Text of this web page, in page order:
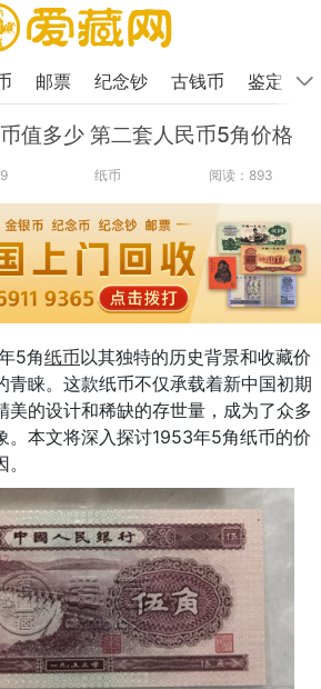
邮票 纪念钞 古钱币 鉴定
值多少 第二套人民币5角价格
纸币 阅读：893
5角纸币以其独特的历史背景和收藏价
青睐。这款纸币不仅承载着新中国初期
美的设计和稀缺的存世量，成为了众多
。本文将深入探讨1953年5角纸币的价
。